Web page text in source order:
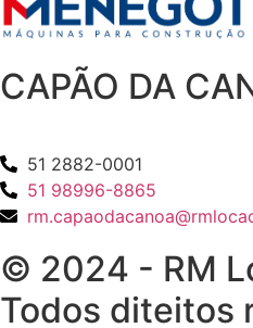
CAPÃO DA
51 2882-0001
51 98996-8865
© 2024 - RM
Todos diteitos